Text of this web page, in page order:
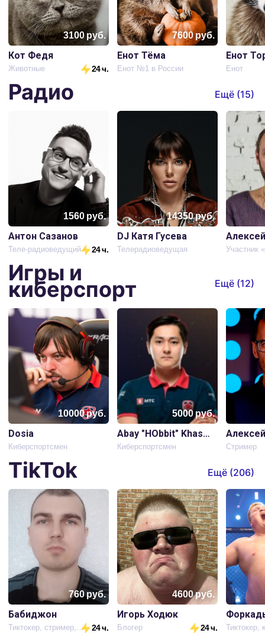
3100руб.
Кот Федя
Животные 24 ч.
7600руб.
Енот Тёма
Енот №1 в России
Енот
Енот
Радио Ещё (15)
1560руб.
Антон Сазанов
Теле-радиоведущий 24 ч.
14350руб.
DJ Катя Гусева
Телерадиоведущая
Игры и
киберспорт Ещё (12)
10000руб.
Dosia
Киберспортсмен
5000руб.
Abay "HObbit" Khassenov
Киберспортсмен Стример
TikTok Ещё (206)
760руб.
Бабиджон
Тиктокер, стример, блогер 24 ч.
4600руб.
Игорь Ходюк
Блогер 24 ч.